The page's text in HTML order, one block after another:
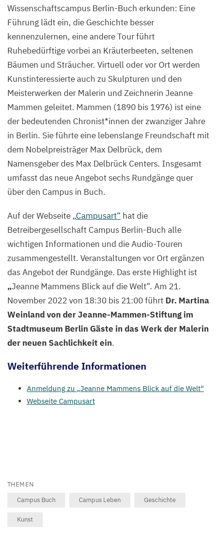
Wissenschaftscampus Berlin-Buch erkunden: Eine
Führung lädt ein, die Geschichte besser
kennenzulernen, eine andere Tour führt
Ruhebedürftige vorbei an Kräuterbeeten, seltenen
Bäumen und Sträucher. Virtuell oder vor Ort werden
Kunstinteressierte auch zu Skulpturen und den
Meisterwerken der Malerin und Zeichnerin Jeanne
Mammen geleitet. Mammen (1890 bis 1976) ist eine
der bedeutenden Chronist*innen der zwanziger Jahre
in Berlin. Sie führte eine lebenslange Freundschaft mit
dem Nobelpreisträger Max Delbrück, dem
Namensgeber des Max Delbrück Centers. Insgesamt
umfasst das neue Angebot sechs Rundgänge quer
über den Campus in Buch.
Auf der Webseite „Campusart“ hat die
Betreibergesellschaft Campus Berlin-Buch alle
wichtigen Informationen und die Audio-Touren
zusammengestellt. Veranstaltungen vor Ort ergänzen
das Angebot der Rundgänge. Das erste Highlight ist
„Jeanne Mammens Blick auf die Welt“. Am 21.
November 2022 von 18:30 bis 21:00führt Dr. Martina
Weinland von der Jeanne-Mammen-Stiftung im
Stadtmuseum Berlin Gäste in das Werk der Malerin
der neuen Sachlichkeit ein.
Weiterführende Informationen
Anmeldung zu „Jeanne Mammens Blick auf die Welt“
Webseite Campusart
THEMEN
Campus Buch
Campus Leben Geschichte
Kunst